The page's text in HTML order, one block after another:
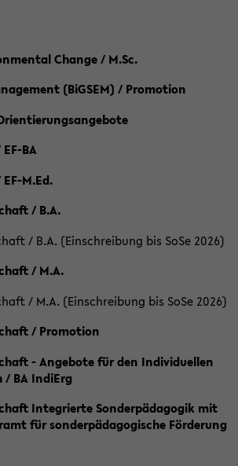
Change / M.Sc.
(BiGSEM) / Promotion
BA
M.Ed.
/ B.A.
/ B.A. (Einschreibung bis SoSe 2026)
/ M.A.
/ M.A. (Einschreibung bis SoSe 2026)
/ Promotion
- Angebote für den Individuellen
/ BA IndiErg
Integrierte Sonderpädagogik mit
für sonderpädagogische Förderung